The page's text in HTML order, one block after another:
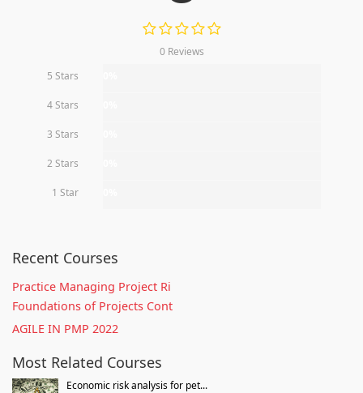
0 Reviews
5 Stars
4 Stars
3 Stars
2 Stars
1 Star
Recent Courses
Practice Managing Project Ri
Foundations of Projects Cont
AGILE IN PMP 2022
Most Related Courses
Economic risk analysis for pet...